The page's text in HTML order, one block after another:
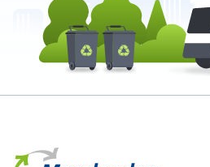
Meerlanden Logo